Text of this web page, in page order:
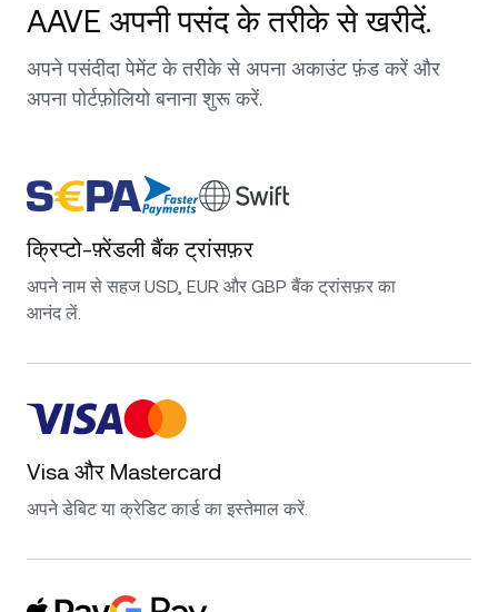
AAVE अपनी पसंद के तरीके से खरीदें.
अपने पसंदीदा पेमेंट के तरीके से अपना अकाउंट फ़ंड करें और
अपना पोर्टफ़ोलियो बनाना शुरू करें.
क्रिप्टो-फ़्रेंडली बैंक ट्रांसफ़र
अपने नाम से सहज USD, EUR और GBP बैंक ट्रांसफ़र का
आनंद लें.
Visa और Mastercard
अपने डेबिट या क्रेडिट कार्ड का इस्तेमाल करें.